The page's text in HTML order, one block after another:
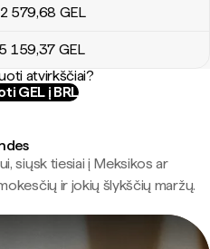
2 579,68 GEL
5 159,37 GEL
atvirkščiai?
GEL į BRL
siųsk tiesiai į Meksikos ar
ir jokių šlykščių maržų.